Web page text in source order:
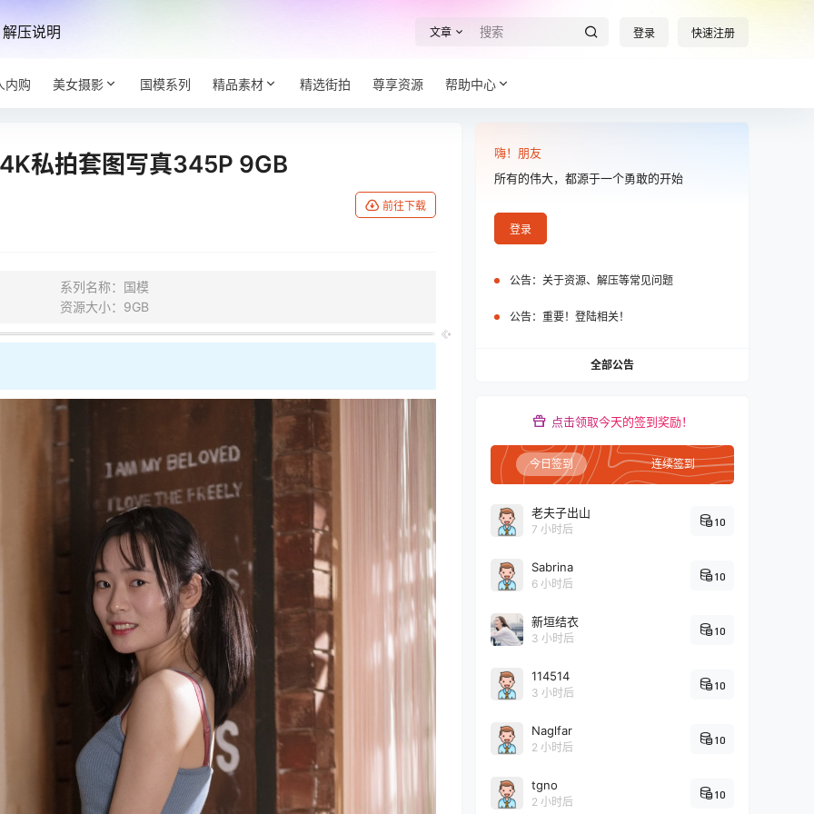
解压说明 文章 登录 快速注册
内购 美女摄影 国模系列 精品素材 精选街拍 尊享资源 帮助中心
私拍套图写真345P 9GB
前往下载
系列名称：国模
资源大小：9GB
嗨！朋友
所有的伟大，都源于一个勇敢的开始
登录
公告： 关于资源、解压等常见问题
公告： 重要！登陆相关！
全部公告
点击领取今天的签到奖励！
今日签到 连续签到
老夫子出山
7 小时后
10
Sabrina
6 小时后
10
新垣结衣
3 小时后
10
114514
3 小时后
10
Naglfar
2 小时后
10
tgno
2 小时后
10